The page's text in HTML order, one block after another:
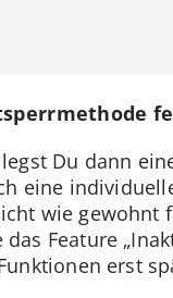
Du dann
eine
wie gewohnt
Feature
erst